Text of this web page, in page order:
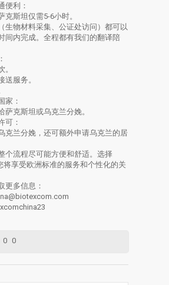
便利：
克斯坦仅需5-6小时。
生物材料采集、公证处访问）都可以
间内完成。全程都有我们的翻译陪
送服务。
家：
萨克斯坦或乌克兰分娩。
可：
克兰分娩，还可额外申请乌克兰的居
个流程尽可能方便和舒适。选择
将享受欧洲标准的服务和个性化的关
更多信息：
0 0